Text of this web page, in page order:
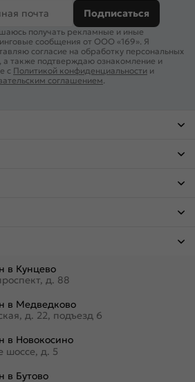
почта Подписаться
получать рекламные и иные
сообщения от ООО «169». Я
согласие на обработку персональных
а также подтверждаю ознакомление и
с Политикой конфиденциальности и
соглашением.
в Кунцево
д. 88
в Медведково
д. 22, подъезд 6
в Новокосино
шоссе, д. 5
в Бутово